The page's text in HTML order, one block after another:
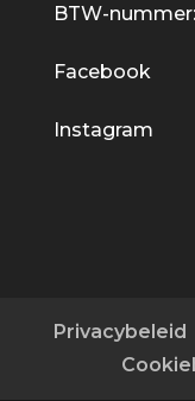
BTW-
Facebook
Instagram
Privacybeleid